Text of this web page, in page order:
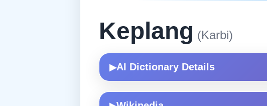
Keplang (Karbi)
▶AI Dictionary Details